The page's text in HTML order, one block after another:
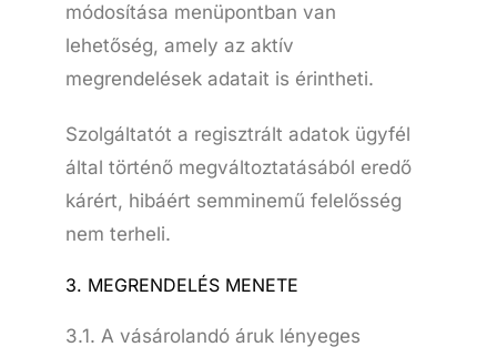
módosítása menüpontban van
lehetőség, amely az aktív
megrendelések adatait is érintheti.
Szolgáltatót a regisztrált adatok ügyfél
által történő megváltoztatásából eredő
kárért, hibáért semminemű felelősség
nem terheli.
3. MEGRENDELÉS MENETE
3.1. A vásárolandó áruk lényeges